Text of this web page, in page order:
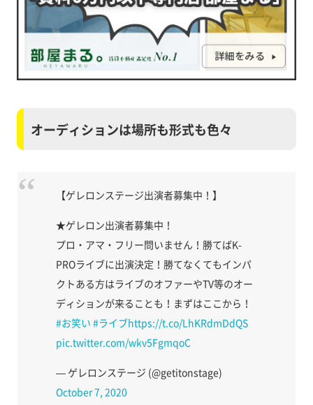
オーディションは場所も形式も色々
【ゲレロンステージ出演者募集中！】
★ゲレロン出演者募集中！
プロ・アマ・フリー問いません！勝てばK-
PROライブに出演決定！勝てなくてもインパ
クトある方はライブのオファーやTV等のオー
ディションが来ることも！まずはここから！
#お笑い #ライブhttps://t.co/LhKRdmDdQS
pic.twitter.com/wkv5FgmqoC
— ゲレロンステージ (@getitonstage)
October 7, 2020